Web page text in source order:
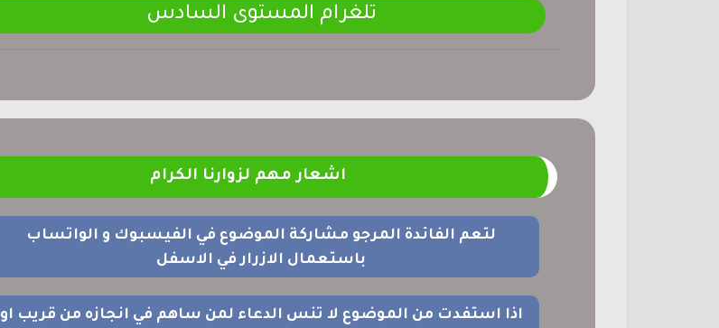
تلغرام المستوى السادس
اشعار مهم لزوارنا الكرام
لتعم الفائدة المرجو مشاركة الموضوع في الفيسبوك و الواتساب
باستعمال الازرار في الاسفل
اذا استفدت من الموضوع لا تنس الدعاء لمن ساهم في انجازه من قريب او